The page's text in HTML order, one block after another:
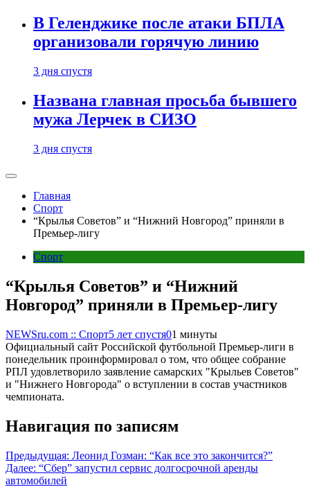
В Геленджике после атаки БПЛА
организовали горячую линию
3 дня спустя
Названа главная просьба бывшего
мужа Лерчек в СИЗО
3 дня спустя
Главная
Спорт
“Крылья Советов” и “Нижний Новгород” приняли в
Премьер-лигу
Спорт
“Крылья Советов” и “Нижний
Новгород” приняли в Премьер-лигу
NEWSru.com :: Спорт5 лет спустя01 минуты
Официальный сайт Российской футбольной Премьер-лиги в
понедельник проинформировал о том, что общее собрание
РПЛ удовлетворило заявление самарских "Крыльев Советов"
и "Нижнего Новгорода" о вступлении в состав участников
чемпионата.
Навигация по записям
Предыдущая: Леонид Гозман: “Как все это закончится?”
Далее: “Сбер” запустил сервис долгосрочной аренды
автомобилей